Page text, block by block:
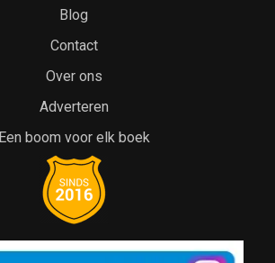
Blog
Contact
Over ons
Adverteren
Een boom voor elk boek